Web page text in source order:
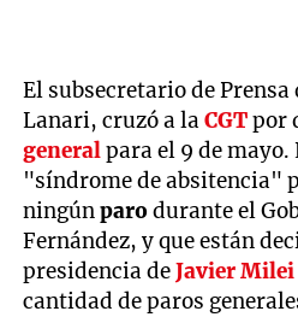
El subsecretario de
Lanari, cruzó a laCGTpor
generalpara el 9 de
"síndrome de absitencia"
ningúnparodurante el
Fernández, y que están
presidencia deJavier Milei
cantidad de paros